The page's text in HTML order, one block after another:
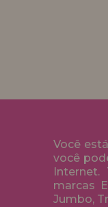
Você
você
marcas
Jumbo,